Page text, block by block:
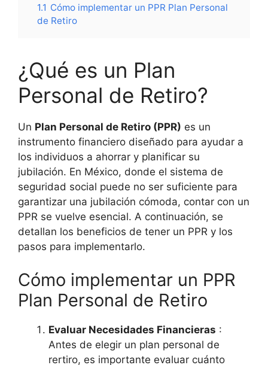
1.1 Cómo implementar un PPR Plan Personal
de Retiro
¿Qué es un Plan
Personal de Retiro?
Un Plan Personal de Retiro (PPR) es un
instrumento financiero diseñado para ayudar a
los individuos a ahorrar y planificar su
jubilación. En México, donde el sistema de
seguridad social puede no ser suficiente para
garantizar una jubilación cómoda, contar con un
PPR se vuelve esencial. A continuación, se
detallan los beneficios de tener un PPR y los
pasos para implementarlo.
Cómo implementar un PPR
Plan Personal de Retiro
Evaluar Necesidades Financieras :
Antes de elegir un plan personal de
rertiro, es importante evaluar cuánto